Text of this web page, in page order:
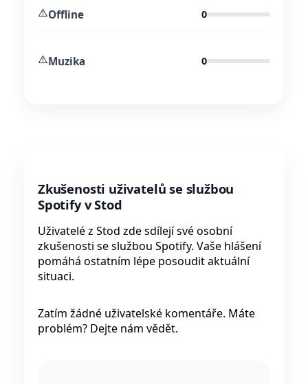
⚠️Offline 0
⚠️Muzika 0
Zkušenosti uživatelů se službou
Spotify v Stod
Uživatelé z Stod zde sdílejí své osobní
zkušenosti se službou Spotify. Vaše hlášení
pomáhá ostatním lépe posoudit aktuální
situaci.
Zatím žádné uživatelské komentáře. Máte
problém? Dejte nám vědět.